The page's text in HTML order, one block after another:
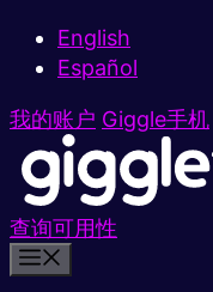
English
Español
我的账户 Giggle手机
查询可用性